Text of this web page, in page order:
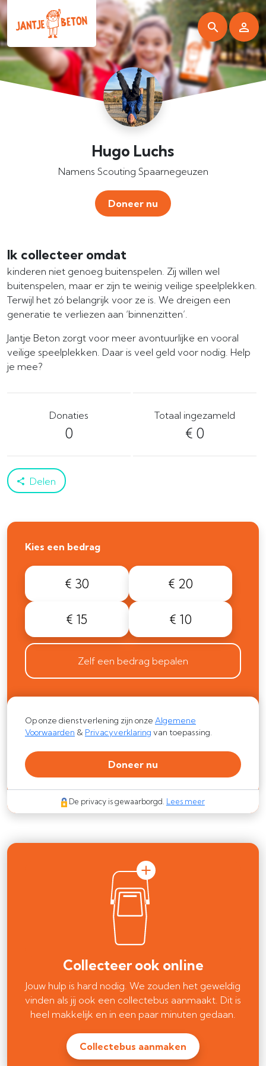
Hugo Luchs
Namens Scouting Spaarnegeuzen
Doneer nu
Ik collecteer omdat
kinderen niet genoeg buitenspelen. Zij willen wel
buitenspelen, maar er zijn te weinig veilige speelplekken.
Terwijl het zó belangrijk voor ze is. We dreigen een
generatie te verliezen aan ‘binnenzitten’.
Jantje Beton zorgt voor meer avontuurlijke en vooral
veilige speelplekken. Daar is veel geld voor nodig. Help
je mee?
Donaties
0
Totaal ingezameld
€ 0
Delen
Kies een bedrag
€ 30 € 20
€ 15 € 10
Zelf een bedrag bepalen
Op onze dienstverlening zijn onze Algemene
Voorwaarden & Privacyverklaring van toepassing.
Doneer nu
De privacy is gewaarborgd. Lees meer
Collecteer ook online
Jouw hulp is hard nodig. We zouden het geweldig
vinden als jij ook een collectebus aanmaakt. Dit is
heel makkelijk en in een paar minuten gedaan.
Collectebus aanmaken